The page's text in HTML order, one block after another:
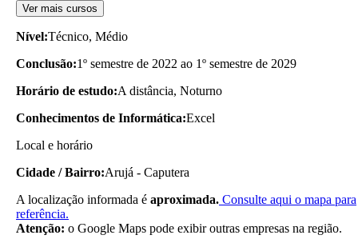
Ver mais cursos
Nível:Técnico, Médio
Conclusão:1º semestre de 2022 ao 1º semestre de 2029
Horário de estudo:A distância, Noturno
Conhecimentos de Informática:Excel
Local e horário
Cidade / Bairro:Arujá - Caputera
A localização informada é aproximada. Consulte aqui o mapa para
referência.
Atenção: o Google Maps pode exibir outras empresas na região.